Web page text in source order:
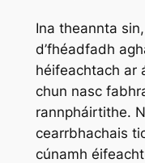
Ina theannta
d’fhéadfadh
héifeachtach ar
chun nasc
rannpháirtithe.
cearrbhachais
cúnamh